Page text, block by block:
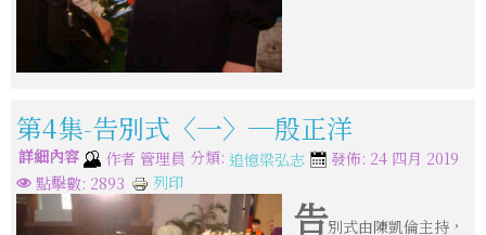
第4集-告別式〈一〉─殷正洋
詳細內容 作者 管理員 分類: 追憶梁弘志
發佈: 24 四月 2019
點擊數: 2893
列印
告別式由陳凱倫主持，